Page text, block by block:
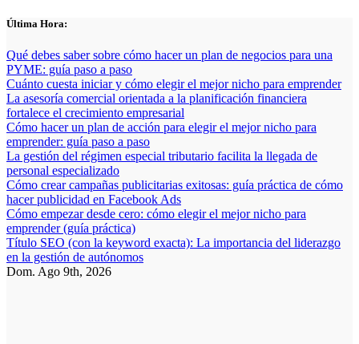
Saltar
contenido
Última Hora:
Qué debes saber sobre cómo hacer un plan de negocios para una
PYME: guía paso a paso
Cuánto cuesta iniciar y cómo elegir el mejor nicho para emprender
La asesoría comercial orientada a la planificación financiera
fortalece el crecimiento empresarial
Cómo hacer un plan de acción para elegir el mejor nicho para
emprender: guía paso a paso
La gestión del régimen especial tributario facilita la llegada de
personal especializado
Cómo crear campañas publicitarias exitosas: guía práctica de cómo
hacer publicidad en Facebook Ads
Cómo empezar desde cero: cómo elegir el mejor nicho para
emprender (guía práctica)
Título SEO (con la keyword exacta): La importancia del liderazgo
en la gestión de autónomos
Dom. Ago 9th, 2026